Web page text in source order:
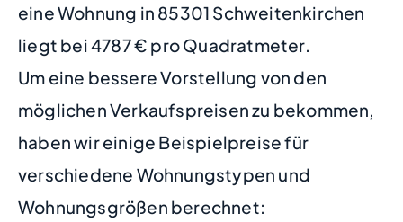
eine Wohnung in 85301 Schweitenkirchen
liegt bei 4787 € pro Quadratmeter.
Um eine bessere Vorstellung von den
möglichen Verkaufspreisen zu bekommen,
haben wir einige Beispielpreise für
verschiedene Wohnungstypen und
Wohnungsgrößen berechnet: